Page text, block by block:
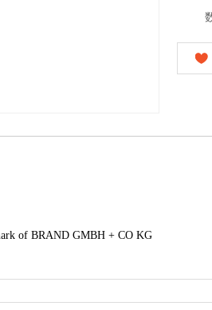
of BRAND GMBH + CO KG